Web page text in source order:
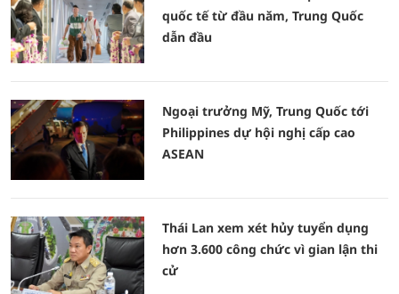
quốc tế từ đầu năm, Trung Quốc
dẫn đầu
Ngoại trưởng Mỹ, Trung Quốc tới
Philippines dự hội nghị cấp cao
ASEAN
Thái Lan xem xét hủy tuyển dụng
hơn 3.600 công chức vì gian lận thi
cử